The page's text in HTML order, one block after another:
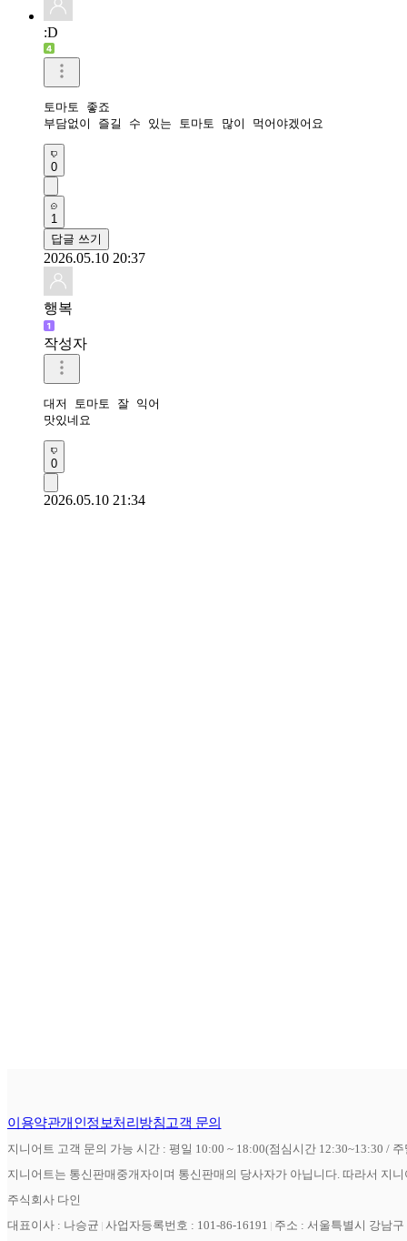
:D
토마토 좋죠
부담없이 즐길 수 있는 토마토 많이 먹어야겠어요
0
1
답글 쓰기
2026.05.10 20:37
행복
작성자
대저 토마토 잘 익어
맛있네요
0
2026.05.10 21:34
이용약관개인정보처리방침고객 문의
지니어트 고객 문의 가능 시간 : 평일 10:00 ~ 18:00(점심시간 12:30~13:30 /
지니어트는 통신판매중개자이며 통신판매의 당사자가 아닙니다. 따라서 지
주식회사 다인
대표이사 : 나승균 사업자등록번호 : 101-86-16191 주소 : 서울특별시 강남